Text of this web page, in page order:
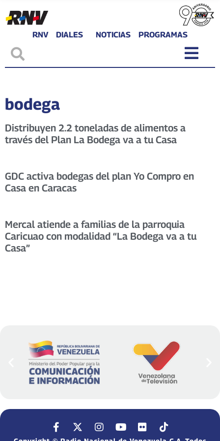
RNV DIALES NOTICIAS PROGRAMAS
bodega
Distribuyen 2.2 toneladas de alimentos a
través del Plan La Bodega va a tu Casa
GDC activa bodegas del plan Yo Compro en
Casa en Caracas
Mercal atiende a familias de la parroquia
Caricuao con modalidad “La Bodega va a tu
Casa”